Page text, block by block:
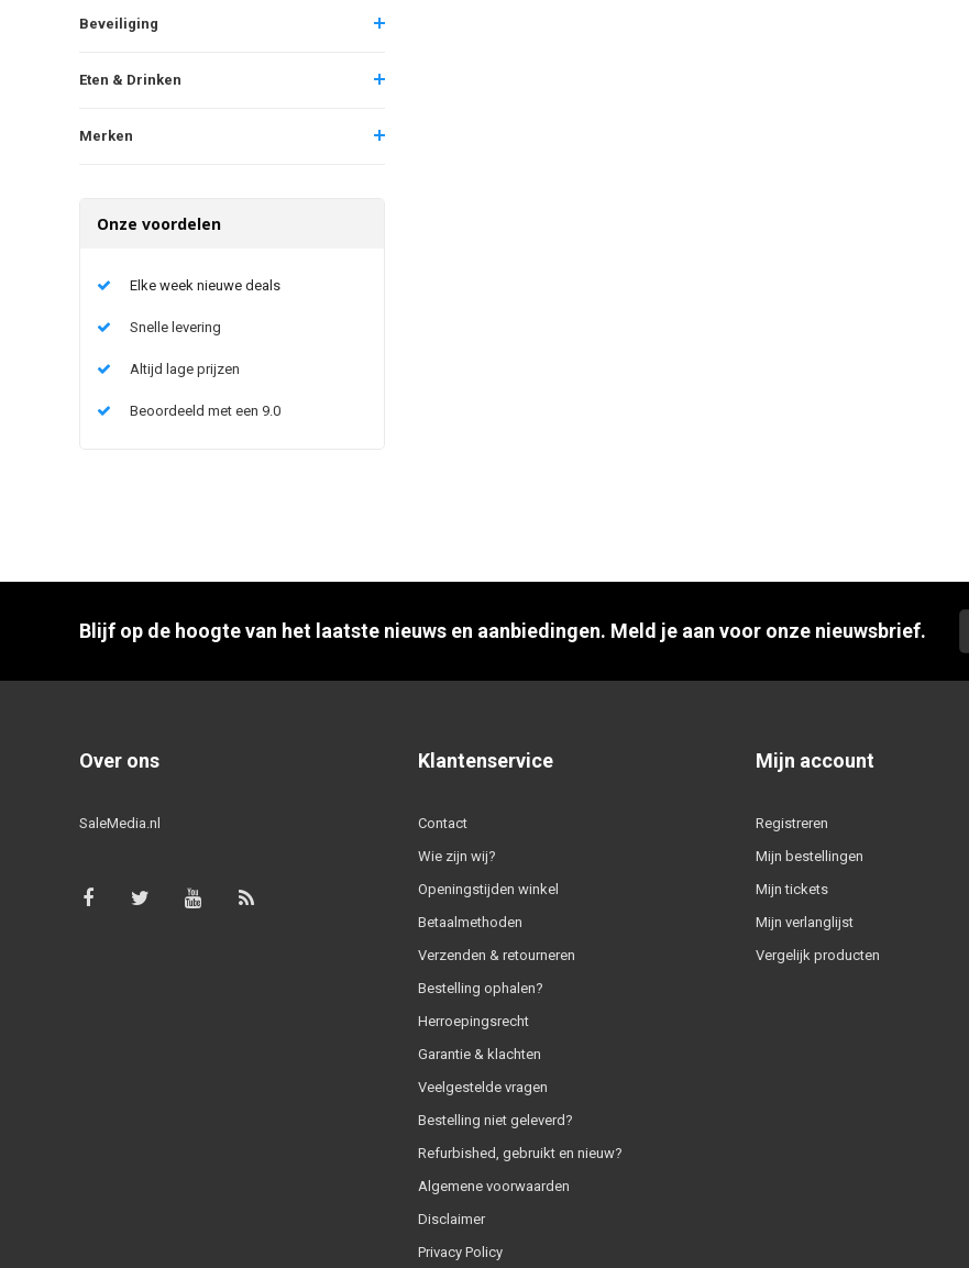
Beveiliging
Eten & Drinken
Merken
Onze voordelen
Elke week nieuwe deals
Snelle levering
Altijd lage prijzen
Beoordeeld met een 9.0
Blijf op de hoogte van het laatste nieuws en aanbiedingen. Meld je aan voor onze nieuwsbrief.
Over ons
SaleMedia.nl
Klantenservice
Contact
Wie zijn wij?
Openingstijden winkel
Betaalmethoden
Verzenden & retourneren
Bestelling ophalen?
Herroepingsrecht
Garantie & klachten
Veelgestelde vragen
Bestelling niet geleverd?
Refurbished, gebruikt en nieuw?
Algemene voorwaarden
Disclaimer
Privacy Policy
Mijn account
Registreren
Mijn bestellingen
Mijn tickets
Mijn verlanglijst
Vergelijk producten